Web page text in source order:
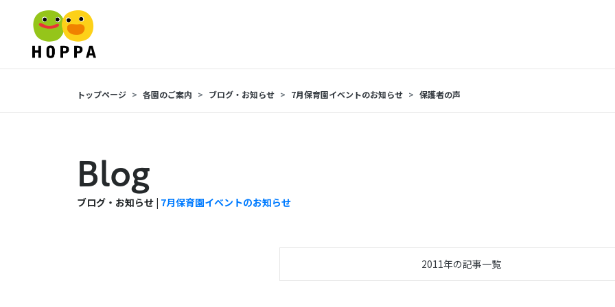
トップページ 各園のご案内 ブログ・お知らせ 7月保育園イベントのお知らせ 保護者の声
Blog
ブログ・お知らせ | 7月保育園イベントのお知らせ
2011年の記事一覧